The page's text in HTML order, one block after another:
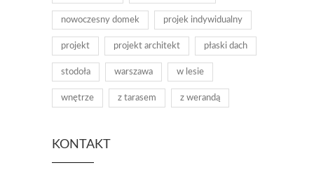
nowoczesny domek projek indywidualny
projekt projekt architekt płaski dach
stodoła warszawa w lesie
wnętrze z tarasem z werandą
KONTAKT